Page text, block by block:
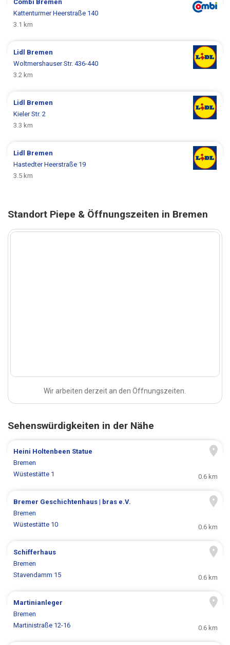
Combi Bremen
Kattenturmer Heerstraße 140
3.1 km
Lidl Bremen
Woltmershauser Str. 436-440
3.2 km
Lidl Bremen
Kieler Str. 2
3.3 km
Lidl Bremen
Hastedter Heerstraße 19
3.5 km
Standort Piepe & Öffnungszeiten in Bremen
Wir arbeiten derzeit an den Öffnungszeiten.
Sehenswürdigkeiten in der Nähe
Heini Holtenbeen Statue
Bremen
Wüstestätte 1
0.6 km
Bremer Geschichtenhaus | bras e.V.
Bremen
Wüstestätte 10
0.6 km
Schifferhaus
Bremen
Stavendamm 15
0.6 km
Martinianleger
Bremen
Martinistraße 12-16
0.6 km